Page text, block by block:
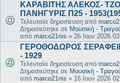
ΚΑΡΑΒΙΤΗΣ ΑΛΕΚΟΣ-
ΠΑΝΗΓΥΡΙΣ Π25 -
Τελευταία δημοσίευση από
Δημοσιεύτηκε σε Μουσική -
από marco21nis » 26 Ιουν 2026
ΓΕΡΟΘΟΔΩΡΟΣ ΣΕΡΑΦΕΙΜ
- 1929
Τελευταία δημοσίευση από
Δημοσιεύτηκε σε Μουσική -
από marco21nis » 16 Ιουν 2026